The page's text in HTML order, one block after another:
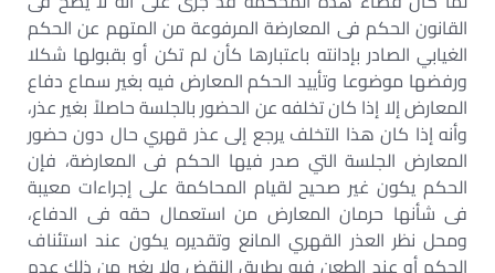
القانون الحكم فى المعارضة المرفوعة من المتهم عن الحكم
الغيابي الصادر بإدانته باعتبارها كأن لم تكن أو بقبولها شكلا
ورفضها موضوعا وتأييد الحكم المعارض فيه بغير سماع دفاع
المعارض إلا إذا كان تخلفه عن الحضور بالجلسة حاصلاً بغير عذر،
وأنه إذا كان هذا التخلف يرجع إلى عذر قهري حال دون حضور
المعارض الجلسة التي صدر فيها الحكم فى المعارضة، فإن
الحكم يكون غير صحيح لقيام المحاكمة على إجراءات معيبة
فى شأنها حرمان المعارض من استعمال حقه فى الدفاع،
ومحل نظر العذر القهري المانع وتقديره يكون عند استئناف
الحكم أو عند الطعن فيه بطريق النقض ولا يغير من ذلك عدم